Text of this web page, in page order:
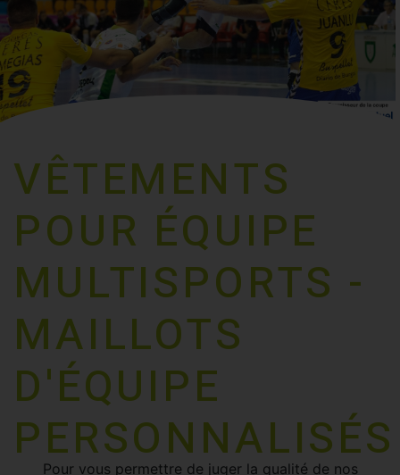
VÊTEMENTS
POUR ÉQUIPE
MULTISPORTS -
MAILLOTS
D'ÉQUIPE
PERSONNALISÉS
Pour vous permettre de juger la qualité de nos